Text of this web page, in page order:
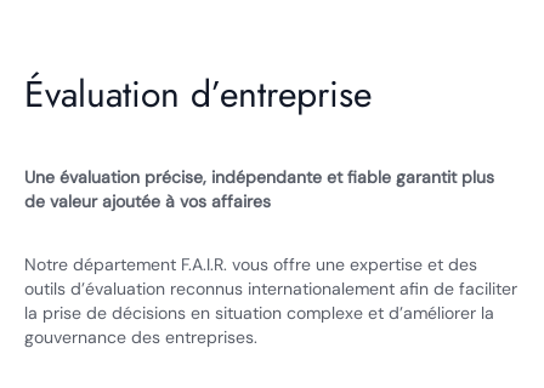
Évaluation d’entreprise
Une évaluation précise, indépendante et fiable garantit plus
de valeur ajoutée à vos affaires
Notre département F.A.I.R. vous offre une expertise et des
outils d’évaluation reconnus internationalement afin de faciliter
la prise de décisions en situation complexe et d’améliorer la
gouvernance des entreprises.